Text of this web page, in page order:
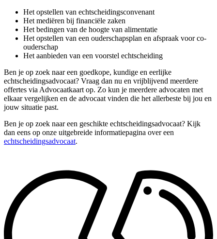
Het opstellen van echtscheidingsconvenant
Het mediëren bij financiële zaken
Het bedingen van de hoogte van alimentatie
Het opstellen van een ouderschapsplan en afspraak voor co-
ouderschap
Het aanbieden van een voorstel echtscheiding
Ben je op zoek naar een goedkope, kundige en eerlijke
echtscheidingsadvocaat? Vraag dan nu en vrijblijvend meerdere
offertes via Advocaatkaart op. Zo kun je meerdere advocaten met
elkaar vergelijken en de advocaat vinden die het allerbeste bij jou en
jouw situatie past.
Ben je op zoek naar een geschikte echtscheidingsadvocaat? Kijk
dan eens op onze uitgebreide informatiepagina over een
echtscheidingsadvocaat.